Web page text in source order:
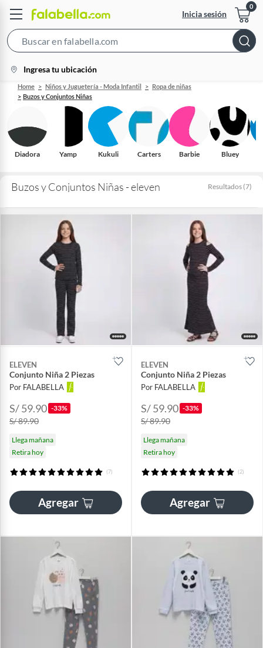
Inicia sesión
Bar
location-
icon
Ingresa tu ubicación
Home Niños y Juguetería - Moda Infantil
Ropa de niñas
Buzos y Conjuntos Niñas
Diadora Yamp Kukuli Carters Barbie Bluey
Buzos y Conjuntos Niñas - eleven Resultados (7)
ELEVEN
Conjunto Niña 2 Piezas
Por FALABELLA
S/ 59.90 -33%
S/ 89.90
Llega mañana
Retira hoy
(7)
Agregar
ELEVEN
Conjunto Niña 2 Piezas
Por FALABELLA
S/ 59.90 -33%
S/ 89.90
Llega mañana
Retira hoy
(2)
Agregar